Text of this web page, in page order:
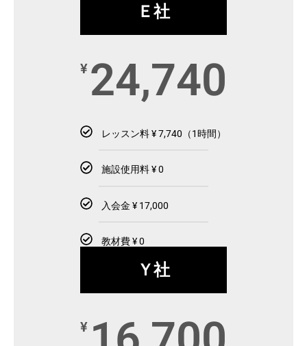
Ｅ社
¥ 24,740
レッスン料 ¥ 7,740（1時間）
施設使用料 ¥ 0
入会金 ¥ 17,000
教材費 ¥ 0
Ｙ社
¥